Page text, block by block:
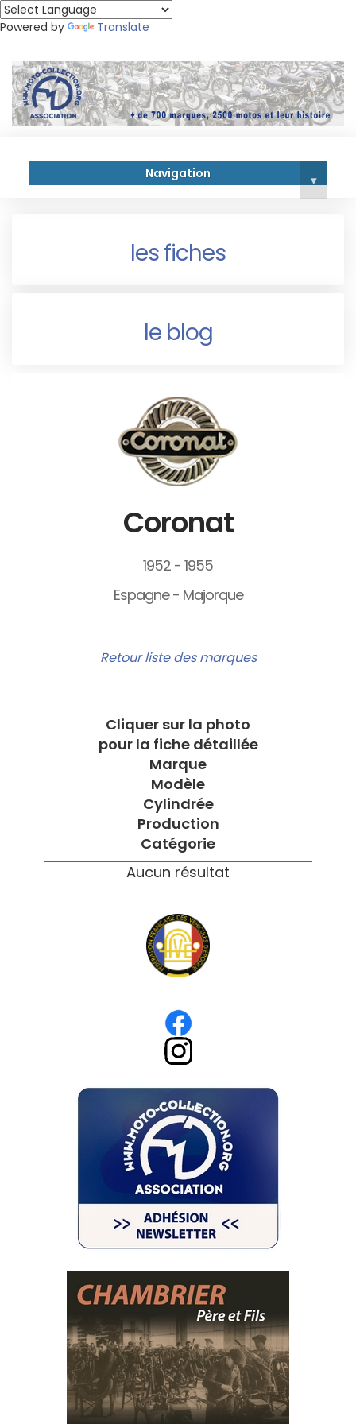
Powered by Translate
Navigation ▾
les fiches
le blog
Coronat
1952 - 1955
Espagne - Majorque
Retour liste des marques
Cliquer sur la photo
pour la fiche détaillée
Marque
Modèle
Cylindrée
Production
Catégorie
Aucun résultat